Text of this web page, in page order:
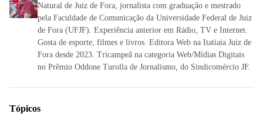
Natural de Juiz de Fora, jornalista com graduação e mestrado
pela Faculdade de Comunicação da Universidade Federal de Juiz
de Fora (UFJF). Experiência anterior em Rádio, TV e Internet.
Gosta de esporte, filmes e livros. Editora Web na Itatiaia Juiz de
Fora desde 2023. Tricampeã na categoria Web/Mídias Digitais
no Prêmio Oddone Turolla de Jornalismo, do Sindicomércio JF.
Tópicos